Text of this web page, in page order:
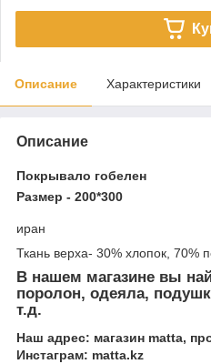
Описание Характеристики
Описание
Покрывало гобелен
Размер - 200*300
иран
Ткань верха- 30% хлопок, 70%
В нашем магазине вы
поролон, одеяла,
т.д.
Наш адрес: магазин matta,
Инстаграм: matta.kz